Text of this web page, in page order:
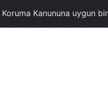
Kanununa uygun